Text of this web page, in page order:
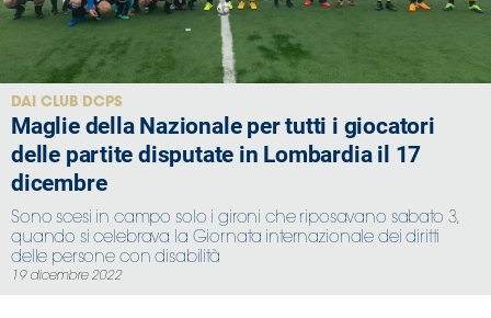
DAI CLUB DCPS
Maglie della Nazionale per tutti i giocatori
delle partite disputate in Lombardia il 17
dicembre
Sono scesi in campo solo i gironi che riposavano sabato 3,
quando si celebrava la Giornata internazionale dei diritti
delle persone con disabilità
19 dicembre 2022